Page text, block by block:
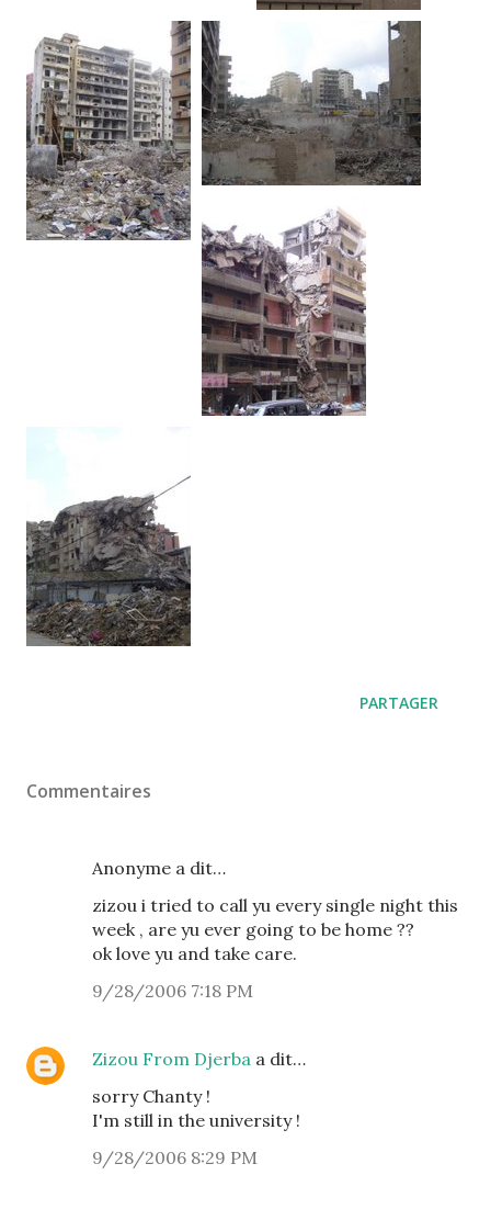
PARTAGER
Commentaires
Anonyme a dit…
zizou i tried to call yu every single night this
week , are yu ever going to be home ??
ok love yu and take care.
9/28/2006 7:18 PM
Zizou From Djerba a dit…
sorry Chanty !
I'm still in the university !
9/28/2006 8:29 PM